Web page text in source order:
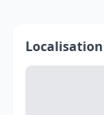
Localisation